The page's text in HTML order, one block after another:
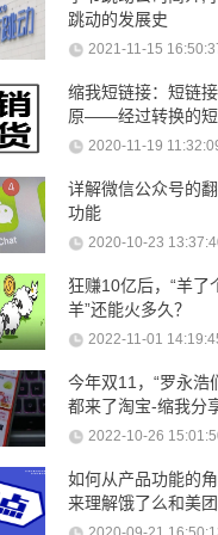
跳动的发展史
2021-11-15
缩我短链接：短链
原——经过转换的短
接可以还原吗？
2020-11-19
详解微信公众号的
功能
2020-10-23
狂赚10亿后，“羊了
羊”还能火多久？
2022-11-01
今年双11，“罗永浩
都来了淘宝-缩我分
2022-10-26
如何从产品功能的
来理解饿了么和美团
化